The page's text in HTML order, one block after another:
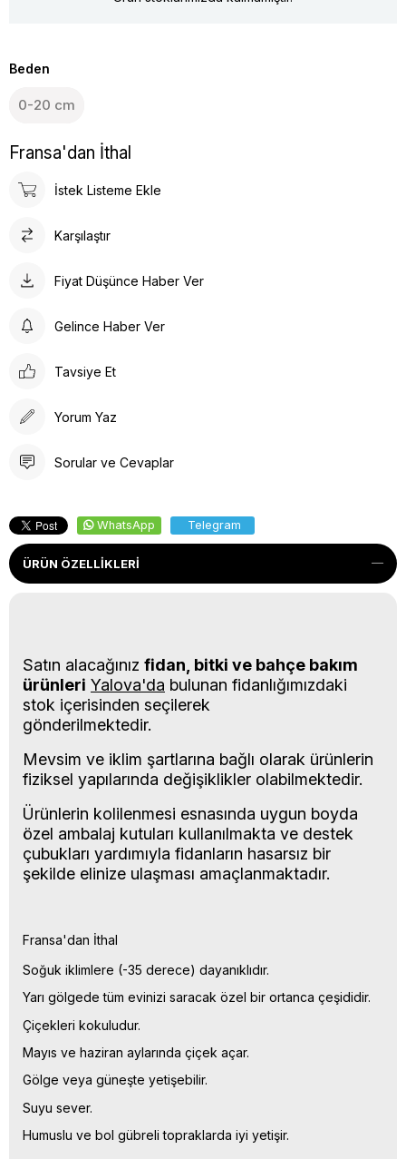
Beden
0-20 cm
Fransa'dan İthal
İstek Listeme Ekle
Karşılaştır
Fiyat Düşünce Haber Ver
Gelince Haber Ver
Tavsiye Et
Yorum Yaz
Sorular ve Cevaplar
WhatsApp Telegram
ÜRÜN ÖZELLIKLERI
Satın alacağınız fidan, bitki ve bahçe bakım
ürünleri Yalova'da bulunan fidanlığımızdaki
stok içerisinden seçilerek
gönderilmektedir.
Mevsim ve iklim şartlarına bağlı olarak ürünlerin
fiziksel yapılarında değişiklikler olabilmektedir.
Ürünlerin kolilenmesi esnasında uygun boyda
özel ambalaj kutuları kullanılmakta ve destek
çubukları yardımıyla fidanların hasarsız bir
şekilde elinize ulaşması amaçlanmaktadır.
Fransa'dan İthal
Soğuk iklimlere (-35 derece) dayanıklıdır.
Yarı gölgede tüm evinizi saracak özel bir ortanca çeşididir.
Çiçekleri kokuludur.
Mayıs ve haziran aylarında çiçek açar.
Gölge veya güneşte yetişebilir.
Suyu sever.
Humuslu ve bol gübreli topraklarda iyi yetişir.